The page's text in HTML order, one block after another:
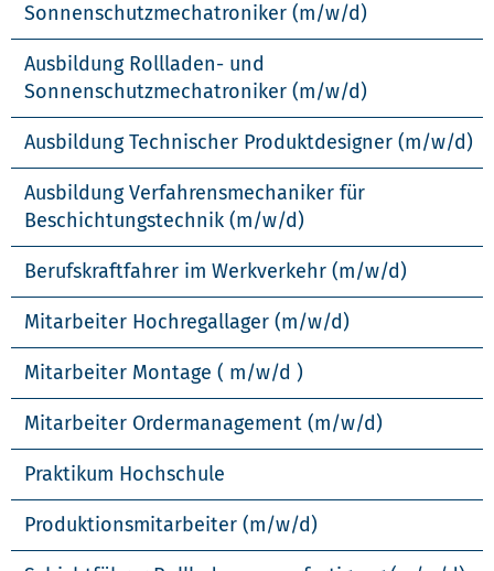
Sonnenschutzmechatroniker (m/w/d)
Ausbildung Rollladen- und
Sonnenschutzmechatroniker (m/w/d)
Ausbildung Technischer Produktdesigner (m/w/d)
Ausbildung Verfahrensmechaniker für
Beschichtungstechnik (m/w/d)
Berufskraftfahrer im Werkverkehr (m/w/d)
Mitarbeiter Hochregallager (m/w/d)
Mitarbeiter Montage ( m/w/d )
Mitarbeiter Ordermanagement (m/w/d)
Praktikum Hochschule
Produktionsmitarbeiter (m/w/d)